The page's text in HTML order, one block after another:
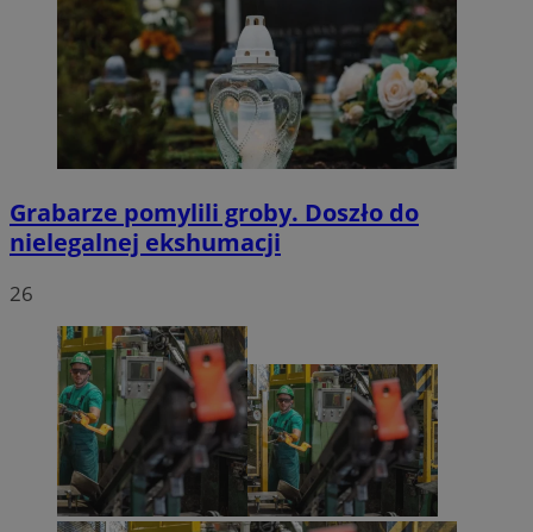
Grabarze pomylili groby. Doszło do
nielegalnej ekshumacji
26